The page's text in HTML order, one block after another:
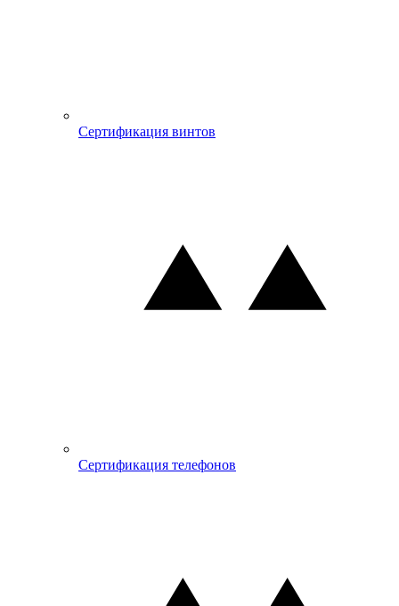
Сертификация винтов
Сертификация телефонов